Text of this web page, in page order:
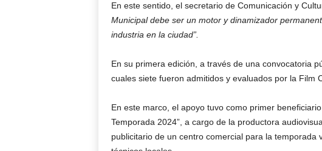
En este sentido, el secretario de Comunicación y
Municipal debe ser un motor y dinamizador
industria en la ciudad”.
En su primera edición, a través de una convocatoria
cuales siete fueron admitidos y evaluados por la Film
En este marco, el apoyo tuvo como primer
Temporada 2024”, a cargo de la productora
publicitario de un centro comercial para la temporada